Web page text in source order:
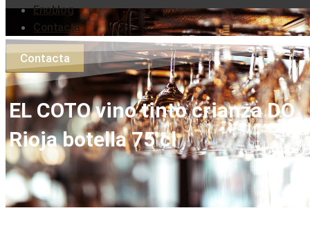
Enoblog
Contacta
Contacta
EL COTO vino tinto crianza DO
Rioja botella 75 cl